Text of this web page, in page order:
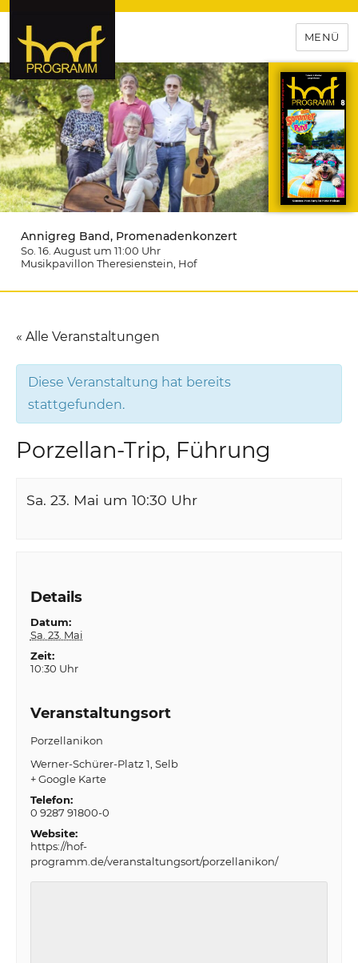
hof-programm – das
Veranstaltungsportal für
Hochfranken
MENÜ
Annigreg Band, Promenadenkonzert
So. 16. August um 11:00 Uhr
Musikpavillon Theresienstein , Hof
« Alle Veranstaltungen
Diese Veranstaltung hat bereits
stattgefunden.
Porzellan-Trip, Führung
Sa. 23. Mai um 10:30 Uhr
Details
Datum:
Sa. 23. Mai
Zeit:
10:30 Uhr
Veranstaltungsort
Porzellanikon
Werner-Schürer-Platz 1 Selb
+ Google Karte
Telefon:
0 9287 91800-0
Website:
https://hof-
programm.de/veranstaltungsort/porzellanikon/